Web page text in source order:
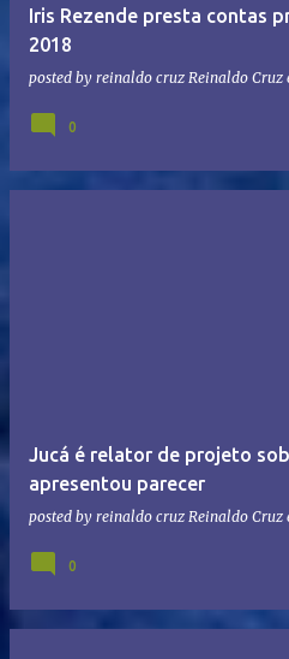
Iris Rezende presta contas
2018
posted by reinaldo cruz Reinaldo Cruz
0
Jucá é relator de projeto
apresentou parecer
posted by reinaldo cruz Reinaldo Cruz
0